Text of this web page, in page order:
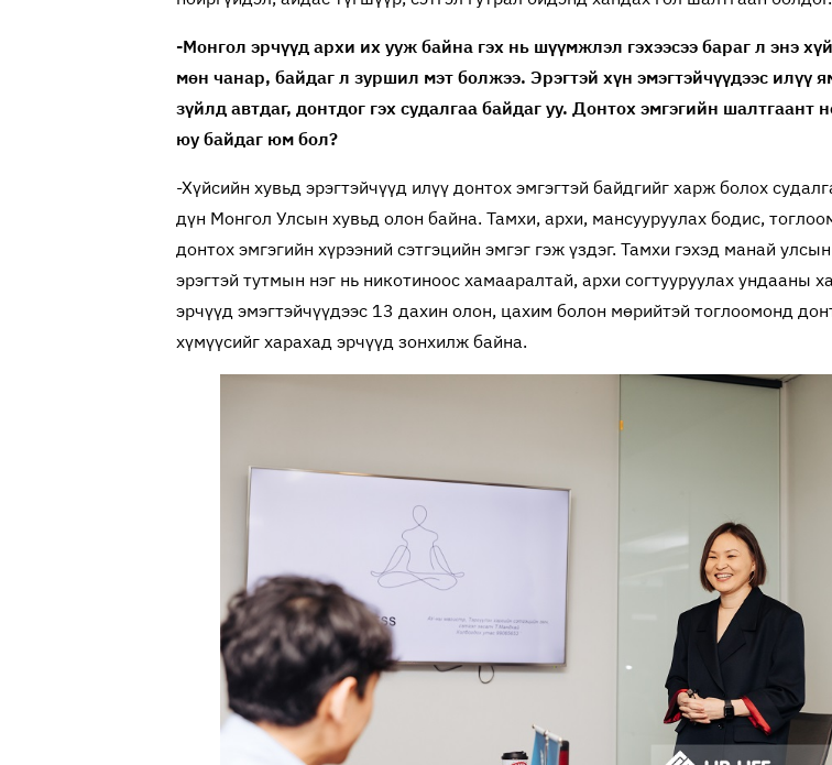
-Монгол эрчүүд архи их ууж байна гэх нь шүүмжлэл гэхээсээ бараг л энэ
мөн чанар, байдаг л зуршил мэт болжээ. Эрэгтэй хүн эмэгтэйчүүдээс илүү
зүйлд автдаг, донтдог гэх судалгаа байдаг уу. Донтох эмгэгийн шалтгаант
юу байдаг юм бол?
-Хүйсийн хувьд эрэгтэйчүүд илүү донтох эмгэгтэй байдгийг харж болох
дүн Монгол Улсын хувьд олон байна. Тамхи, архи, мансууруулах бодис,
донтох эмгэгийн хүрээний сэтгэцийн эмгэг гэж үздэг. Тамхи гэхэд манай
эрэгтэй тутмын нэг нь никотиноос хамааралтай, архи согтууруулах ундааны
эрчүүд эмэгтэйчүүдээс 13 дахин олон, цахим болон мөрийтэй тоглоомонд
хүмүүсийг харахад эрчүүд зонхилж байна.